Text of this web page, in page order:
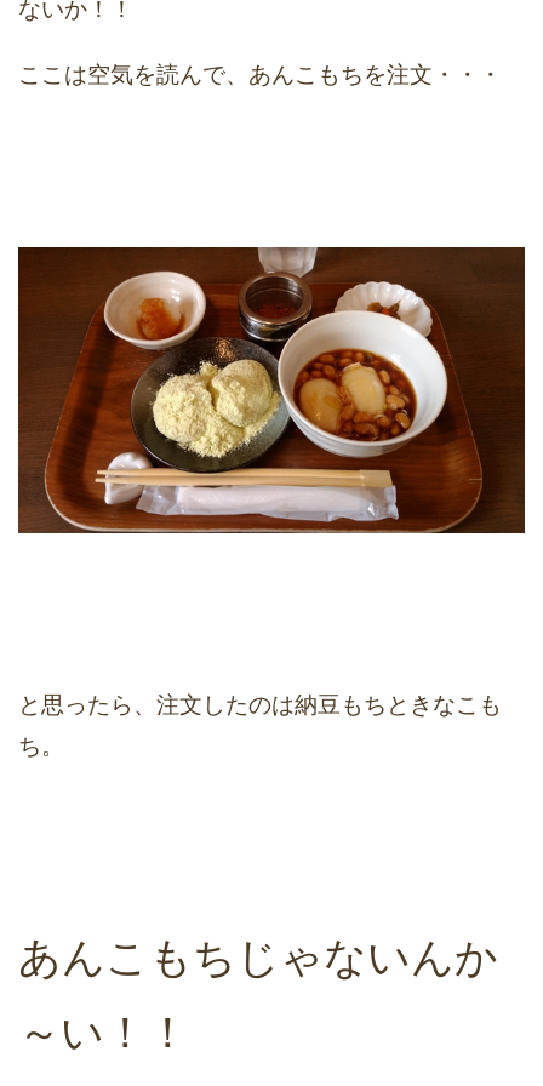
ないか！！
ここは空気を読んで、あんこもちを注文・・・
と思ったら、注文したのは納豆もちときなこも
ち。
あんこもちじゃないんか
～い！！